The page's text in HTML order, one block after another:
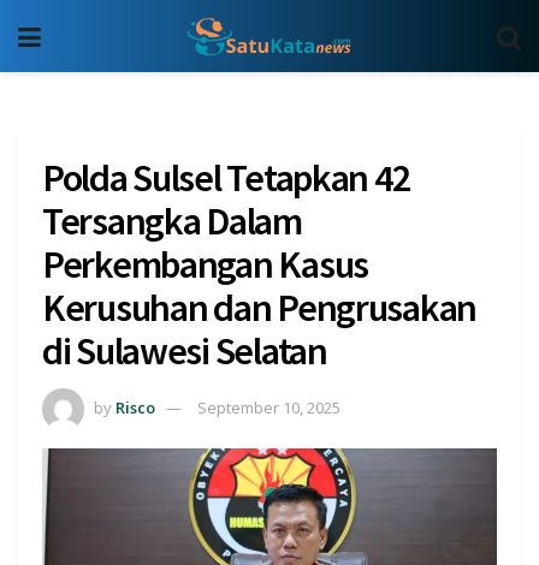
Polda Sulsel Tetapkan 42
Tersangka Dalam
Perkembangan Kasus
Kerusuhan dan Pengrusakan
di Sulawesi Selatan
by Risco September 10, 2025